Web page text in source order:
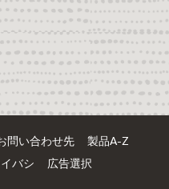
問い合わせ先
製品A-Z
バシ
広告選択